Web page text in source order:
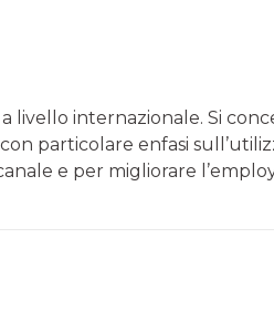
livello internazionale. Si
particolare enfasi
e per migliorare